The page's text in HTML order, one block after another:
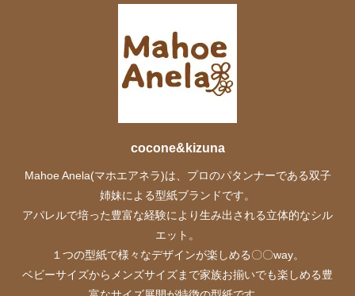
cocone&kizuna
Mahoe Anela(マホエアネラ)は、プロのパタンナーである双子
姉妹による型紙ブランドです。
アパレルで培った豊富な経験により生み出される立体的なシル
エット。
１つの型紙で様々なデザインが楽しめる〇〇way。
ベビーサイズからメンズサイズまで家族お揃いでも楽しめる豊